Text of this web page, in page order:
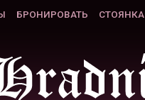
БРОНИРОВАТЬ СТОЯНКА